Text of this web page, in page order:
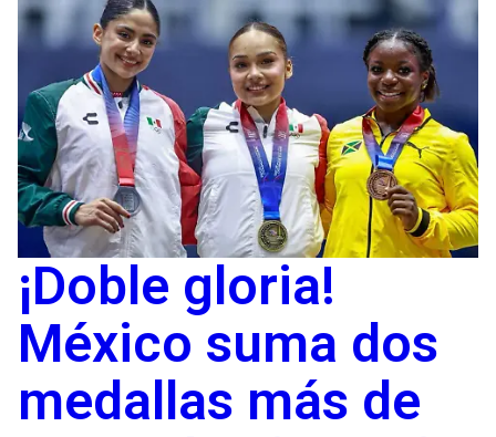
¡Doble gloria!
México suma dos
medallas más de